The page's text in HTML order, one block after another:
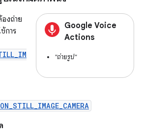
Google Voice
Actions
"ถ่ายรูป"
งถ่าย
การ